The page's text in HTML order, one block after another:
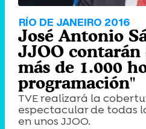
RÍO DE JANEIRO 2016
José Antonio
JJOO contarán
más de 1.000
programación"
TVE realizará la
espectacular de todas
en unos JJOO.